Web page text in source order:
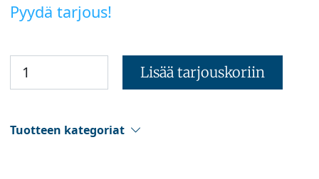
Pyydä tarjous!
Lisää tarjouskoriin
Tuotteen kategoriat